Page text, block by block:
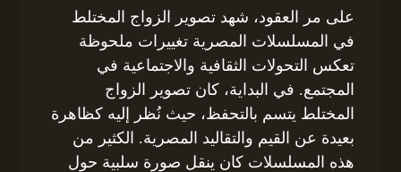
على مر العقود، شهد تصوير الزواج المختلط
في المسلسلات المصرية تغييرات ملحوظة
تعكس التحولات الثقافية والاجتماعية في
المجتمع. في البداية، كان تصوير الزواج
المختلط يتسم بالتحفظ، حيث نُظر إليه كظاهرة
بعيدة عن القيم والتقاليد المصرية. الكثير من
هذه المسلسلات كان ينقل صورة سلبية حول